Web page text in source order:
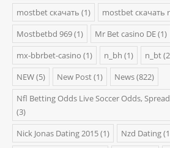
mostbet скачать (1) mostbet скачать
Mostbetbd 969(1) Mr Bet casino DE(1)
mx-bbrbet-casino (1) n_bh (1) n_bt
NEW(5) New Post(1) News(822)
Nfl Betting Odds Live Soccer Odds,
(3)
Nick Jonas Dating 2015(1) Nzd Dating